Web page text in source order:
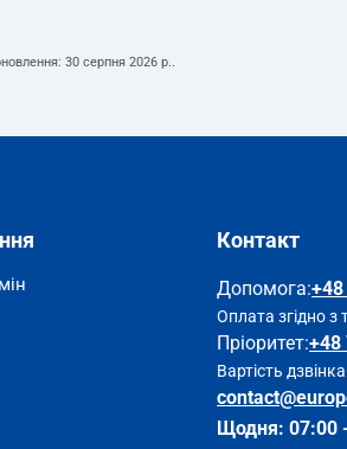
30 серпня 2026 р..
Контакт
Допомога:
Оплата згідно
Пріоритет:+48
Вартість
Щодня: 07:00